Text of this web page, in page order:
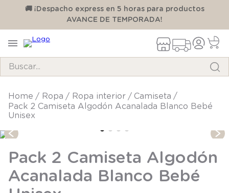
🚚 ¡Despacho express en 5 horas para productos
AVANCE DE TEMPORADA!
ropa ropa interior
camiseta
Pack 2 Camiseta Algodón Acanalada Blanco Bebé
Unisex
Pack 2 Camiseta Algodón
Acanalada Blanco Bebé
TÉRMINOS MÁS BUSCADOS
1.
pijama
4.
body
5 .
manta